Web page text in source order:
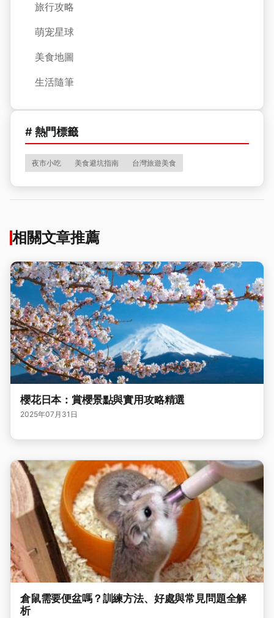
旅行攻略
萌宠星球
美食地圖
生活隨筆
# 熱門標籤
夜市小吃 美食避坑指南 台灣旅遊美食
相關文章推薦
櫻花日本：賞櫻景點與實用攻略精選
2025年07月31日
倉鼠需要便盆嗎？訓練方法、好處與常見問題全解
析